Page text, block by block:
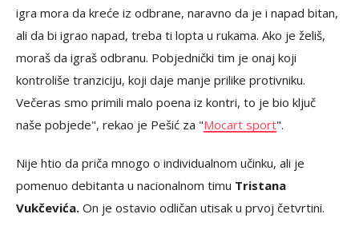
igra mora da kreće iz odbrane, naravno da je i napad bitan,
ali da bi igrao napad, treba ti lopta u rukama. Ako je želiš,
moraš da igraš odbranu. Pobjednički tim je onaj koji
kontroliše tranziciju, koji daje manje prilike protivniku.
Večeras smo primili malo poena iz kontri, to je bio ključ
naše pobjede", rekao je Pešić za "Mocart sport".
Nije htio da priča mnogo o individualnom učinku, ali je
pomenuo debitanta u nacionalnom timu Tristana
Vukčevića. On je ostavio odličan utisak u prvoj četvrtini.